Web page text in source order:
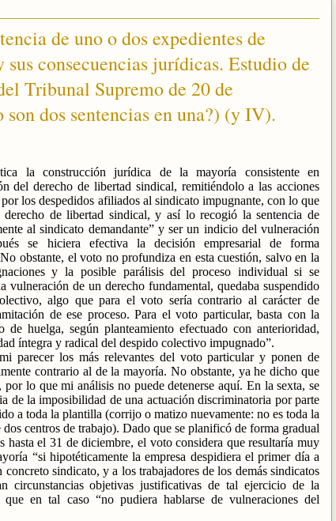
de uno o dos expedientes de
consecuencias jurídicas. Estudio de
Tribunal Supremo de 20 de
dos sentencias en una?) (y IV).
la construcción jurídica de la mayoría consistente en
del derecho de libertad sindical, remitiéndolo a las acciones
los despedidos afiliados al sindicato impugnante, con lo que
de libertad sindical, y así lo recogió la sentencia de
al sindicato demandante” y ser un indicio del vulneración
se hiciera efectiva la decisión empresarial de forma
obstante, el voto no profundiza en esta cuestión, salvo en la
y la posible parálisis del proceso individual si se
vulneración de un derecho fundamental, quedaba suspendido
algo que para el voto sería contrario al carácter de
de ese proceso. Para el voto particular, basta con la
de huelga, según planteamiento efectuado con anterioridad,
íntegra y radical del despido colectivo impugnado”.
parecer los más relevantes del voto particular y ponen de
contrario al de la mayoría. No obstante, ya he dicho que
lo que mi análisis no puede detenerse aquí. En la sexta, se
de la imposibilidad de una actuación discriminatoria por parte
a toda la plantilla (corrijo o matizo nuevamente: no es toda la
centros de trabajo). Dado que se planificó de forma gradual
hasta el 31 de diciembre, el voto considera que resultaría muy
“si hipotéticamente la empresa despidiera el primer día a
sindicato, y a los trabajadores de los demás sindicatos
circunstancias objetivas justificativas de tal ejercicio de la
que en tal caso “no pudiera hablarse de vulneraciones del